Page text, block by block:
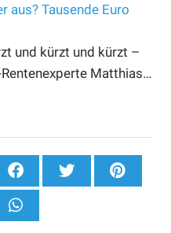
aus? Tausende Euro
und kürzt und kürzt –
Matthias…